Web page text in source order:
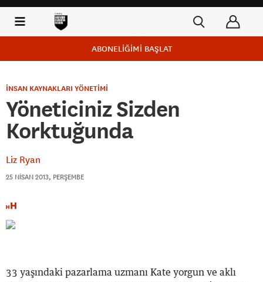
ABONELİĞİMİ BAŞLAT
İNSAN KAYNAKLARI YÖNETİMİ
Yöneticiniz Sizden
Korktuğunda
Liz Ryan
25 NISAN 2013, PERŞEMBE
33 yaşındaki pazarlama uzmanı Kate yorgun ve aklı